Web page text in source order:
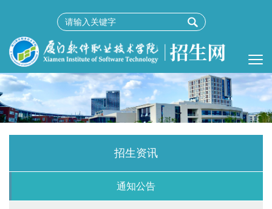
招生资讯
通知公告